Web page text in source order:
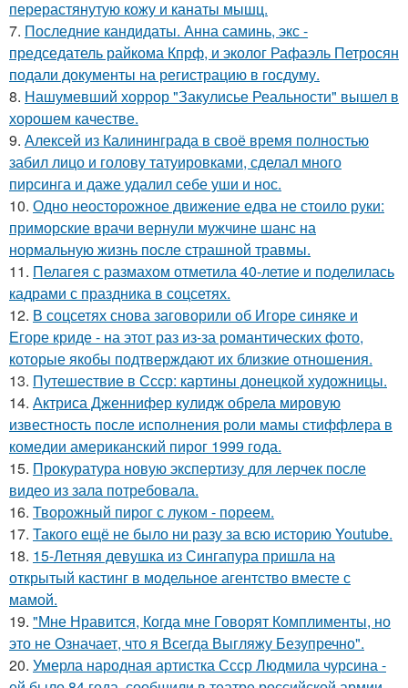
перерастянутую кожу и канаты мышц.
7. Последние кандидаты. Анна саминь, экс -
председатель райкома Кпрф, и эколог Рафаэль Петросян
подали документы на регистрацию в госдуму.
8. Нашумевший хоррор "Закулисье Реальности" вышел в
хорошем качестве.
9. Алексей из Калининграда в своё время полностью
забил лицо и голову татуировками, сделал много
пирсинга и даже удалил себе уши и нос.
10. Одно неосторожное движение едва не стоило руки:
приморские врачи вернули мужчине шанс на
нормальную жизнь после страшной травмы.
11. Пелагея с размахом отметила 40-летие и поделилась
кадрами с праздника в соцсетях.
12. В соцсетях снова заговорили об Игоре синяке и
Егоре криде - на этот раз из-за романтических фото,
которые якобы подтверждают их близкие отношения.
13. Путешествие в Ссср: картины донецкой художницы.
14. Актриса Дженнифер кулидж обрела мировую
известность после исполнения роли мамы стиффлера в
комедии американский пирог 1999 года.
15. Прокуратура новую экспертизу для лерчек после
видео из зала потребовала.
16. Творожный пирог с луком - пореем.
17. Такого ещё не было ни разу за всю историю Youtube.
18. 15-Летняя девушка из Сингапура пришла на
открытый кастинг в модельное агентство вместе с
мамой.
19. "Мне Нравится, Когда мне Говорят Комплименты, но
это не Означает, что я Всегда Выгляжу Безупречно".
20. Умерла народная артистка Ссср Людмила чурсина -